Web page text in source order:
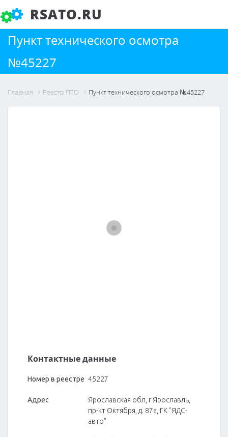
RSATO.RU
Пункт технического осмотра
№45227
Главная Реестр ПТО Пункт технического осмотра №45227
Контактные данные
Номер в реестре 45227
Адрес
Ярославская обл, г Ярославль,
пр-кт Октября, д. 87а, ГК "ЯДС-
авто"